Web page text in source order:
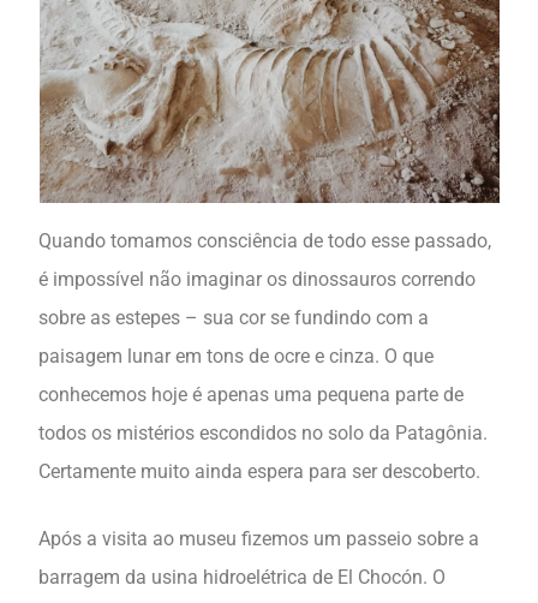
Quando tomamos consciência de todo esse passado,
é impossível não imaginar os dinossauros correndo
sobre as estepes – sua cor se fundindo com a
paisagem lunar em tons de ocre e cinza. O que
conhecemos hoje é apenas uma pequena parte de
todos os mistérios escondidos no solo da Patagônia.
Certamente muito ainda espera para ser descoberto.
Após a visita ao museu fizemos um passeio sobre a
barragem da usina hidroelétrica de El Chocón. O